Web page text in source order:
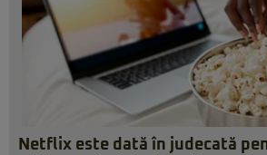
Netflix este dată în judecată